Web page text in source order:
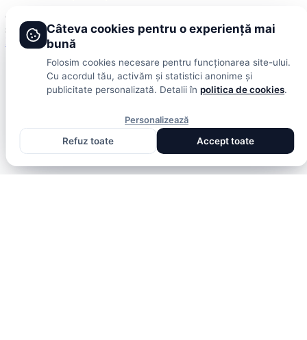
© 2026 DolceSport. Toate drepturile rezervate.
și analize din toate competițiile
Fotbal intern Fotbal extern
Câteva cookies pentru o experiență mai
bună
Folosim cookies necesare pentru funcționarea site-ului.
Cu acordul tău, activăm și statistici anonime și
publicitate personalizată. Detalii în politica de cookies.
Personalizează
Refuz toate
Accept toate